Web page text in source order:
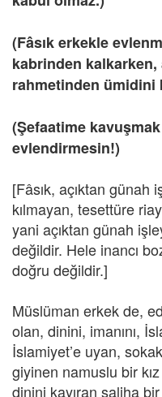
(Fâsık erkekle
kabrinden kalkarken,
rahmetinden ümidini
(Şefaatime kavuşmak
evlendirmesin!)
[Fâsık, açıktan
kılmayan, tesettüre
yani açıktan günah
değildir. Hele inancı
doğru değildir.]
Müslüman erkek de,
olan, dinini, imanını,
İslamiyet’e uyan,
giyinen namuslu bir
dinini kayıran saliha